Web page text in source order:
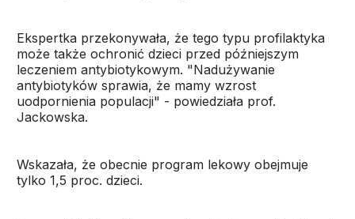
Ekspertka przekonywała, że tego typu profilaktyka
może także ochronić dzieci przed późniejszym
leczeniem antybiotykowym. "Nadużywanie
antybiotyków sprawia, że mamy wzrost
uodpornienia populacji" - powiedziała prof.
Jackowska.
Wskazała, że obecnie program lekowy obejmuje
tylko 1,5 proc. dzieci.